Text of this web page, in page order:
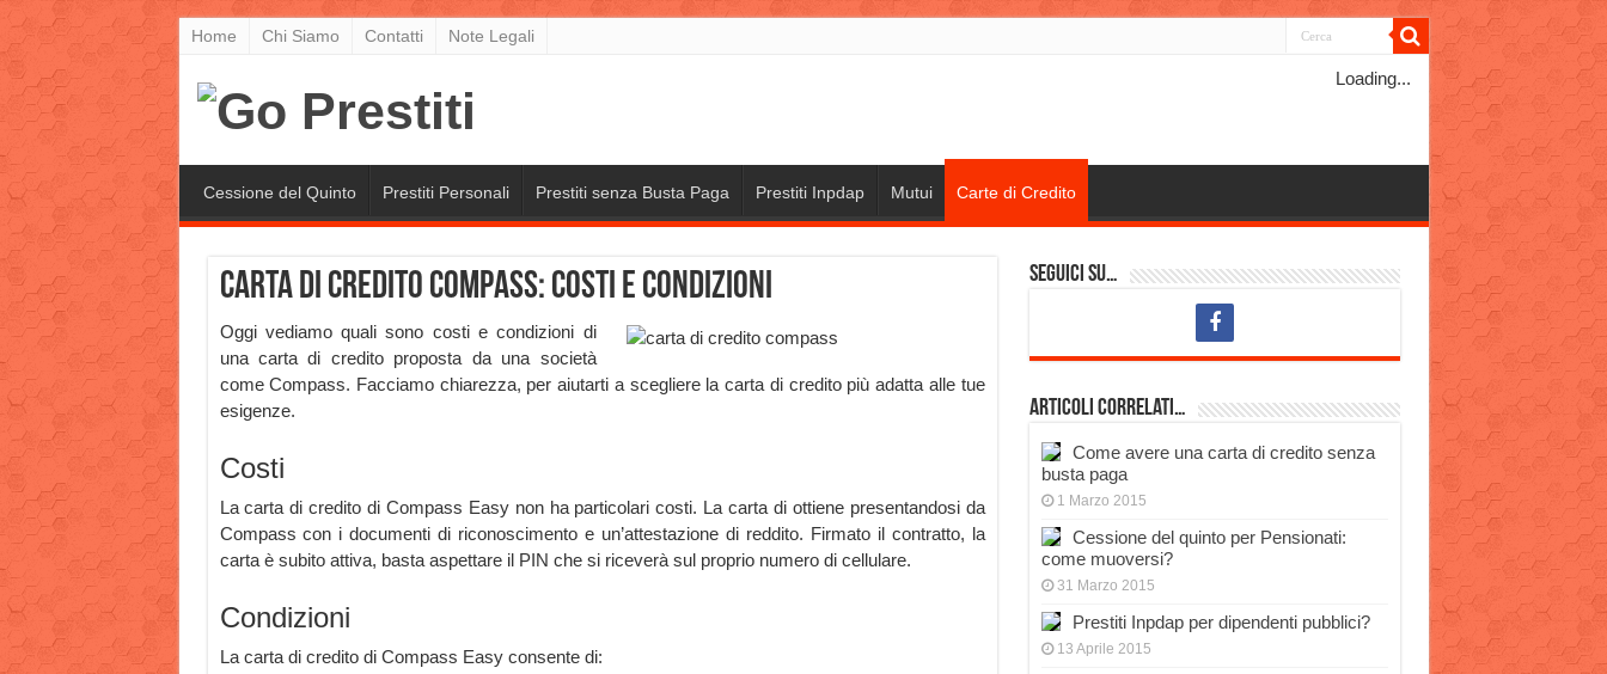
Home Chi Siamo Contatti Note Legali
Loading...
Cessione del Quinto Prestiti Personali Prestiti senza Busta Paga Prestiti Inpdap Mutui Carte di Credito
Carta di credito Compass: costi e condizioni
Oggi vediamo quali sono costi e condizioni di
una carta di credito proposta da una società
come Compass. Facciamo chiarezza, per aiutarti a scegliere la carta di credito più adatta alle tue
esigenze.
Costi
La carta di credito di Compass Easy non ha particolari costi. La carta di ottiene presentandosi da
Compass con i documenti di riconoscimento e un’attestazione di reddito. Firmato il contratto, la
carta è subito attiva, basta aspettare il PIN che si riceverà sul proprio numero di cellulare.
Condizioni
La carta di credito di Compass Easy consente di:
Seguici su…
Articoli Correlati…
Come avere una carta di credito senza
busta paga
1 Marzo 2015
Cessione del quinto per Pensionati:
come muoversi?
31 Marzo 2015
Prestiti Inpdap per dipendenti pubblici?
13 Aprile 2015